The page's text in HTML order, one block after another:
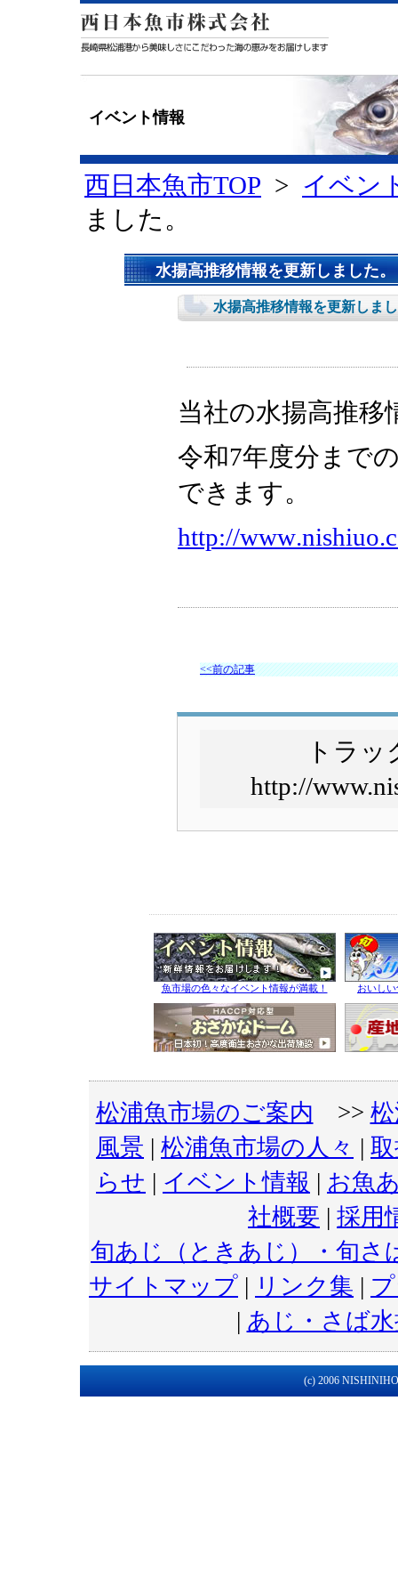
イベント情報
西日本魚市TOP > イベン
ました。
水揚高推移情報を更新しました。
水揚高推移情報を更新しま
当社の水揚高推移
令和7年度分まで
できます。
http://www.nishiuo.c
<<前の記事
トラ
http://
魚市場の色々なイベント情報が満載！ おいし
松浦魚市場のご案内 >>
風景 | 松浦魚市場の人々 |
らせ | イベント情報 | お魚
社概要 | 採用
旬あじ（ときあじ）・旬さ
サイトマップ | リンク集 |
| あじ・さば
(c) 2006